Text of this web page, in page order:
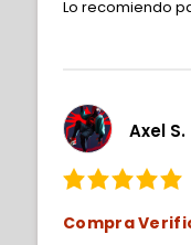
Lo recomiendo
Axel S.
Compra